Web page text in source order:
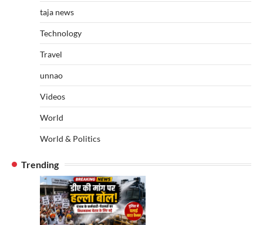
taja news
Technology
Travel
unnao
Videos
World
World & Politics
Trending